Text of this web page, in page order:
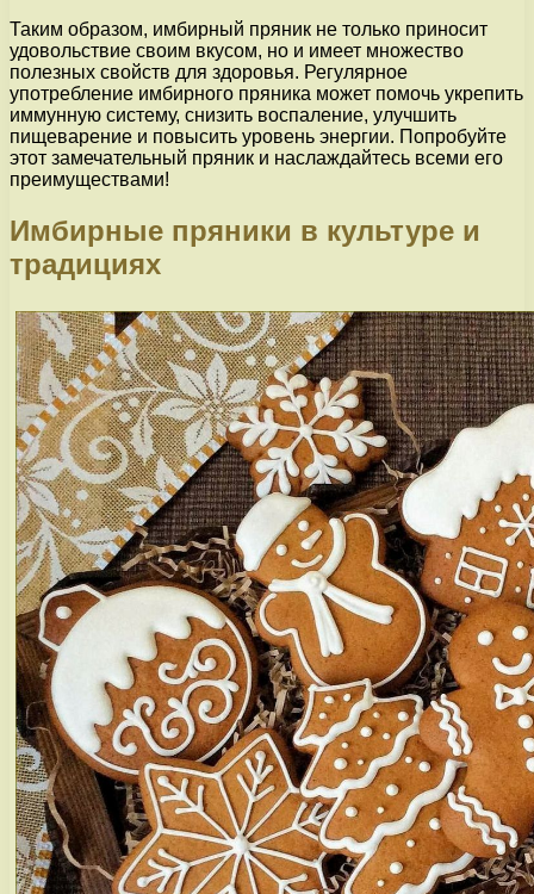
Таким образом, имбирный пряник не только приносит
удовольствие своим вкусом, но и имеет множество
полезных свойств для здоровья. Регулярное
употребление имбирного пряника может помочь укрепить
иммунную систему, снизить воспаление, улучшить
пищеварение и повысить уровень энергии. Попробуйте
этот замечательный пряник и наслаждайтесь всеми его
преимуществами!
Имбирные пряники в культуре и
традициях